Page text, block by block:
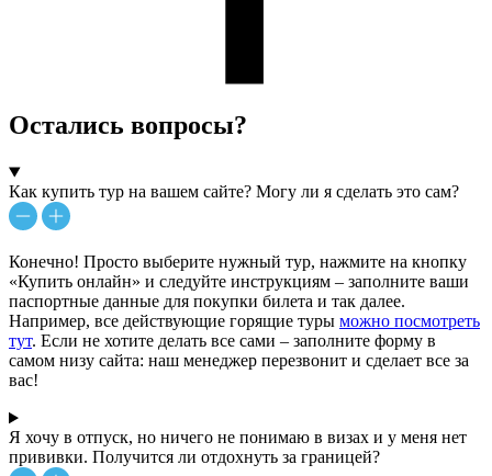
Остались вопросы?
Как купить тур на вашем сайте? Могу ли я сделать это сам?
Конечно! Просто выберите нужный тур, нажмите на кнопку
«Купить онлайн» и следуйте инструкциям – заполните ваши
паспортные данные для покупки билета и так далее.
Например, все действующие горящие туры можно посмотреть
тут. Если не хотите делать все сами – заполните форму в
самом низу сайта: наш менеджер перезвонит и сделает все за
вас!
Я хочу в отпуск, но ничего не понимаю в визах и у меня нет
прививки. Получится ли отдохнуть за границей?